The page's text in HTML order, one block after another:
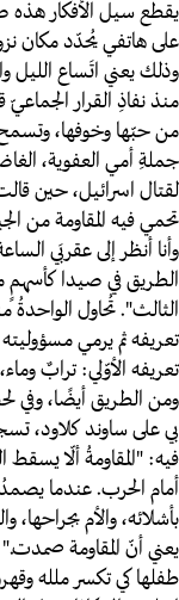
يقطع سيل الأفكار هذه
على هاتفي يُحدّد مكان
وذلك يعني اتَساع الليل
منذ نفاذِ القرار
من حبّها وخوفها،
جملةِ أمي العفوية،
لقتال اسرائيل، حين
تحمي فيه المقاومة من
وأنا أنظر إلى عقربَي
الطريق في صيدا كأسهمٍ
الثالث". تُحاول الواحدةُ
تعريفه ثم يرمي
تعريفه الأوّلي: ترابٌ
ومن الطريق أيضًا، وفي
بي على ساوند كلاود،
فيه: "المقاومةُ ألّا يسقط
أمام الحرب. عندما
بأشلائه، والأم
يعني أنّ المقاومة
طفلها كي تكسر ملله